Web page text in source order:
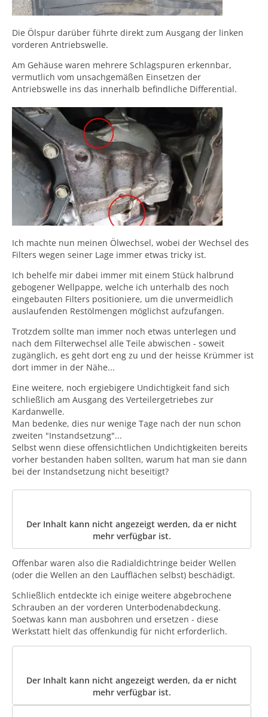
Die Ölspur darüber führte direkt zum Ausgang der linken
vorderen Antriebswelle.
Am Gehäuse waren mehrere Schlagspuren erkennbar,
vermutlich vom unsachgemäßen Einsetzen der
Antriebswelle ins das innerhalb befindliche Differential.
Ich machte nun meinen Ölwechsel, wobei der Wechsel des
Filters wegen seiner Lage immer etwas tricky ist.
Ich behelfe mir dabei immer mit einem Stück halbrund
gebogener Wellpappe, welche ich unterhalb des noch
eingebauten Filters positioniere, um die unvermeidlich
auslaufenden Restölmengen möglichst aufzufangen.
Trotzdem sollte man immer noch etwas unterlegen und
nach dem Filterwechsel alle Teile abwischen - soweit
zugänglich, es geht dort eng zu und der heisse Krümmer ist
dort immer in der Nähe...
Eine weitere, noch ergiebigere Undichtigkeit fand sich
schließlich am Ausgang des Verteilergetriebes zur
Kardanwelle.
Man bedenke, dies nur wenige Tage nach der nun schon
zweiten "Instandsetzung"...
Selbst wenn diese offensichtlichen Undichtigkeiten bereits
vorher bestanden haben sollten, warum hat man sie dann
bei der Instandsetzung nicht beseitigt?
Der Inhalt kann nicht angezeigt werden, da er nicht
mehr verfügbar ist.
Offenbar waren also die Radialdichtringe beider Wellen
(oder die Wellen an den Laufflächen selbst) beschädigt.
Schließlich entdeckte ich einige weitere abgebrochene
Schrauben an der vorderen Unterbodenabdeckung.
Soetwas kann man ausbohren und ersetzen - diese
Werkstatt hielt das offenkundig für nicht erforderlich.
Der Inhalt kann nicht angezeigt werden, da er nicht
mehr verfügbar ist.